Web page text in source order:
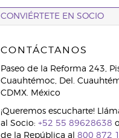
CONVIÉRTETE EN SOCIO
CONTÁCTANOS
Paseo de la Reforma 243,
Cuauhtémoc, Del.
CDMX. México
¡Queremos escucharte!
al Socio: +52 55 89628638
de la República al 800 872